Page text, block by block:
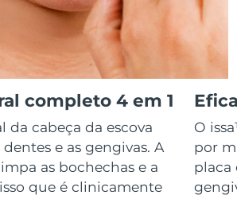
completo 4 em 1
da cabeça da escova
e as gengivas. A
as bochechas e a
que é clinicamente
O
por
placa
Entrega prevista 8/14/26
Entrega prevista 8/12/26
Entrega prevista 8/12/26
Entrega prevista
8/12/26